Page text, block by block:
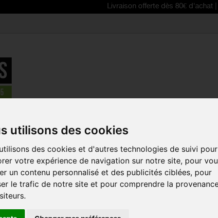
utilisons des cookies
des cookies et d'autres technologies de suivi pour
votre expérience de navigation sur notre site, pour
un contenu personnalisé et des publicités ciblées, pour
le trafic de notre site et pour comprendre la
Livraison offerte dès 80€ d'achat | Free
>SCOTT couvre-orteils AS 20
EN PROMO !
SCOTT
20
Référence : 262291
Les couvre embout
protègent vos